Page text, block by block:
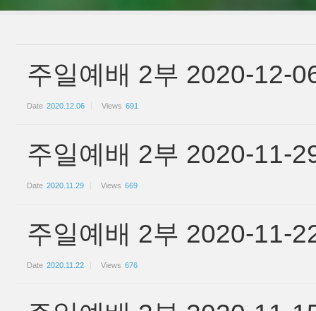
주일예배 2부 2020-12-
Date 2020.12.06 Views 691
주일예배 2부 2020-11-
Date 2020.11.29 Views 669
주일예배 2부 2020-11-
Date 2020.11.22 Views 676